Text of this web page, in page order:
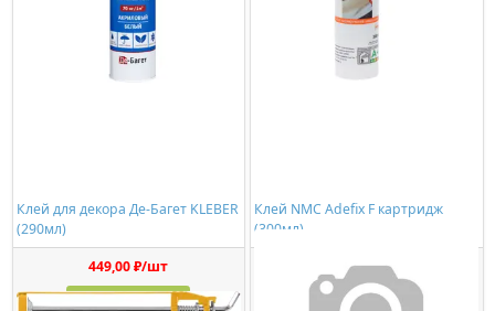
Клей для декора Де-Багет KLEBER
(290мл)
449,00 ₽/шт
Купить
Клей NMC Adefix F картридж
(300мл)
336,00 ₽/шт
Купить